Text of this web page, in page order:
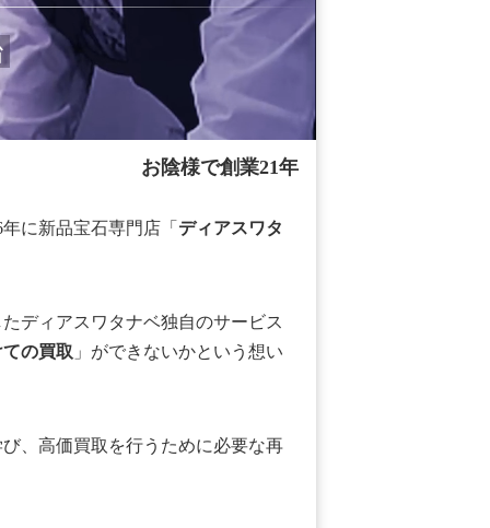
お陰様で創業21年
に新品宝石専門店「 ディアスワタ
ディアスワタナベ独自のサービス
の買取 」ができないかという想い
、高価買取を行うために必要な再